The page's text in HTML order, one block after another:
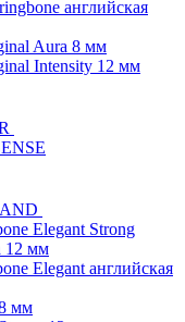
английская
Aura 8 мм
Intensity 12 мм
Elegant Strong
12 мм
Elegant английская
мм